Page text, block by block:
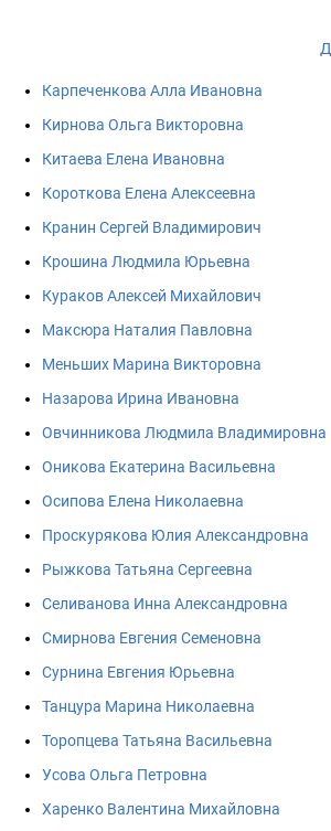
Карпеченкова Алла Ивановна
Кирнова Ольга Викторовна
Китаева Елена Ивановна
Короткова Елена Алексеевна
Кранин Сергей Владимирович
Крошина Людмила Юрьевна
Кураков Алексей Михайлович
Максюра Наталия Павловна
Меньших Марина Викторовна
Назарова Ирина Ивановна
Овчинникова Людмила Владимировна
Оникова Екатерина Васильевна
Осипова Елена Николаевна
Проскурякова Юлия Александровна
Рыжкова Татьяна Сергеевна
Селиванова Инна Александровна
Смирнова Евгения Семеновна
Сурнина Евгения Юрьевна
Танцура Марина Николаевна
Торопцева Татьяна Васильевна
Усова Ольга Петровна
Харенко Валентина Михайловна